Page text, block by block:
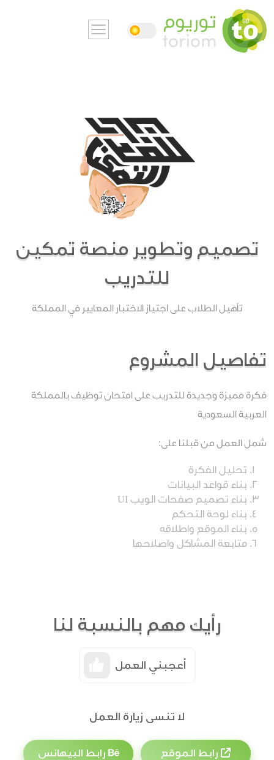
تصميم وتطوير منصة تمكين
للتدريب
تأهيل الطلاب على اجتياز الاختبار المعايير في المملكة
تفاصيل المشروع
فكرة مميزة وجديدة للتدريب على امتحان توظيف بالمملكة
العربية السعودية
شمل العمل من قبلنا على:
تحليل الفكرة
بناء قواعد البيانات
بناء تصميم صفحات الويب UI
بناء لوحة التحكم
بناء الموقع واطلاقه
متابعة المشاكل واصلاحها
رأيك مهم بالنسبة لنا
أعجبني العمل
لا تنسى زيارة العمل
رابط الموقع رابط البيهانس